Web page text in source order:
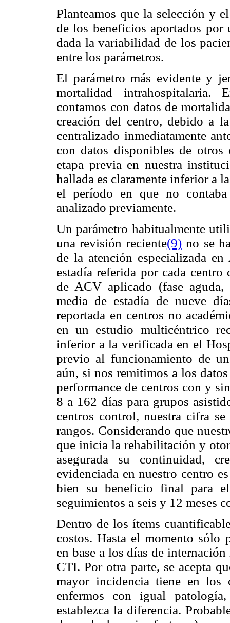
Planteamos que la selección y
de los beneficios aportados por
dada la variabilidad de los
entre los parámetros.
El parámetro más evidente y
mortalidad intrahospitalaria.
contamos con datos de
creación del centro, debido a
centralizado inmediatamente
con datos disponibles de otros
etapa previa en nuestra
hallada es claramente inferior a
el período en que no
analizado previamente.
Un parámetro habitualmente
una revisión reciente(9)no se
de la atención especializada
estadía referida por cada
de ACV aplicado (fase aguda,
media de estadía de nueve
reportada en centros no
en un estudio multicéntrico
inferior a la verificada en el
previo al funcionamiento de
aún, si nos remitimos a los
performance de centros con y
8 a 162 días para grupos
centros control, nuestra cifra
rangos. Considerando que
que inicia la rehabilitación y
asegurada su continuidad,
evidenciada en nuestro centro
bien su beneficio final para
seguimientos a seis y 12 meses
Dentro de los ítems
costos. Hasta el momento sólo
en base a los días de
CTI. Por otra parte, se acepta
mayor incidencia tiene en los
enfermos con igual
establezca la diferencia.